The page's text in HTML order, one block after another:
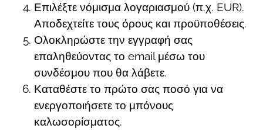
Επιλέξτε νόμισμα λογαριασμού (π.χ. EUR).
Αποδεχτείτε τους όρους και προϋποθέσεις.
Ολοκληρώστε την εγγραφή σας
επαληθεύοντας το email μέσω του
συνδέσμου που θα λάβετε.
Καταθέστε το πρώτο σας ποσό για να
ενεργοποιήσετε το μπόνους
καλωσορίσματος.